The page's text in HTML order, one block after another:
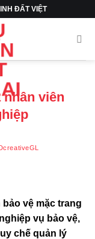
ĐẤT VIỆT
nhân viên
vệ mặc trang
vụ bảo vệ,
chế quản lý